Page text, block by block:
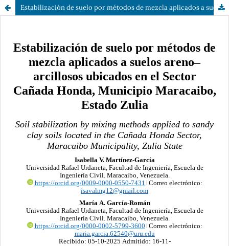
Estabilización de suelo por métodos de mezcla aplicados a suelos areno–arcillosos ubicados en el Sector Cañada Honda, Municipio Maracaibo, Estado Zulia